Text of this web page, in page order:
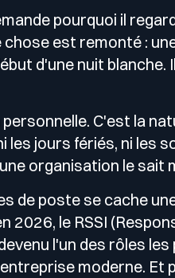
pourquoi il
est remonté :
d'une nuit blanche.
C'est la
jours fériés, ni les
organisation le sait
de poste se cache
le RSSI
l'un des rôles
moderne. Et